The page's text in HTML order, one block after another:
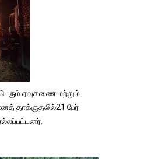
ஏவுகணை மற்றும்
தாக்குதலில்21 பேர்